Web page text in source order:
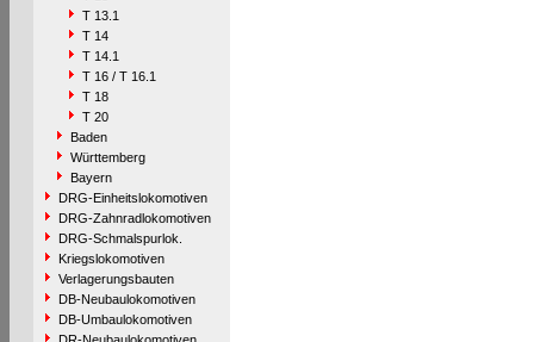
T 13.1
T 14
T 14.1
T 16 / T 16.1
T 18
T 20
Baden
Württemberg
Bayern
DRG-Einheitslokomotiven
DRG-Zahnradlokomotiven
DRG-Schmalspurlok.
Kriegslokomotiven
Verlagerungsbauten
DB-Neubaulokomotiven
DB-Umbaulokomotiven